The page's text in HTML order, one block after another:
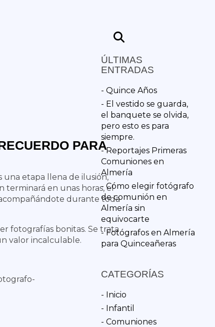
PARA
una etapa llena de ilusión,
terminará en unas horas, el
durante toda
fotografías bonitas. Se trata
valor incalculable.
ÚLTIMAS
ENTRADAS
- Quince Años
- El vestido se guarda,
el banquete se olvida,
pero esto es para
siempre.
- Reportajes Primeras
Comuniones en
Almería
- Cómo elegir fotógrafo
de comunión en
Almería sin
equivocarte
- Fotógrafos en Almería
para Quinceañeras
CATEGORÍAS
- Inicio
- Infantil
- Comuniones